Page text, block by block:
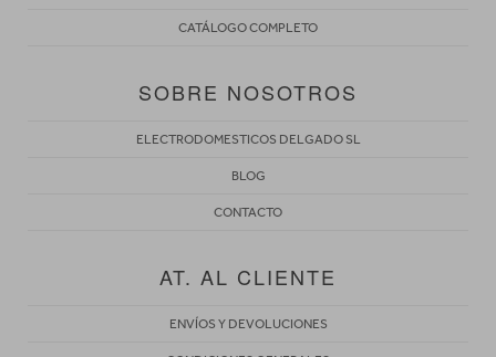
CATÁLOGO COMPLETO
SOBRE NOSOTROS
ELECTRODOMESTICOS DELGADO SL
BLOG
CONTACTO
AT. AL CLIENTE
ENVÍOS Y DEVOLUCIONES